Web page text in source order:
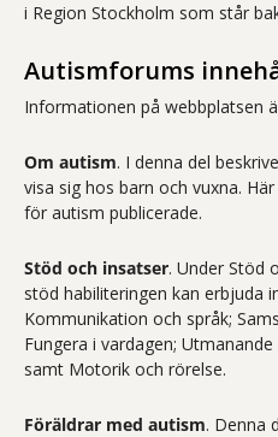
i Region Stockholm som står
Autismforums
Informationen på webbplatsen
Om autism. I denna del
visa sig hos barn och vuxna.
för autism publicerade.
Stöd och insatser. Under Stöd
stöd habiliteringen kan erbjuda
Kommunikation och språk;
Fungera i vardagen;
samt Motorik och rörelse.
Föräldrar med autism. Denna